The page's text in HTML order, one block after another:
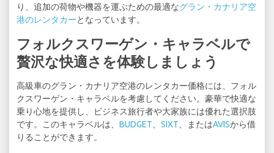
り、追加の荷物や機器を運ぶための最適なグラン・カナリア空
港のレンタカーとなっています。
フォルクスワーゲン・キャラベルで
贅沢な快適さを体験しましょう
高級車のグラン・カナリア空港のレンタカー価格には、フォル
クスワーゲン・キャラベルを考慮してください。豪華で快適な
乗り心地を提供し、ビジネス旅行者や大家族には優れた選択肢
です。このキャラベルは、 BUDGET SIXT 、またはAVISから借
りることができます。